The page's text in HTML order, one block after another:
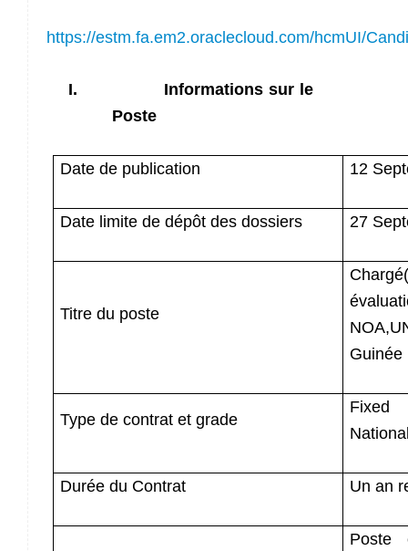
https://estm.fa.em2.oraclecloud.com/hcmUI/
I.
Informations sur le
Poste
Date de publication 12
Date limite de dépôt des dossiers 27
Titre du poste
Guinée
Type de contrat et grade
Fixed
Durée du Contrat Un an
Poste